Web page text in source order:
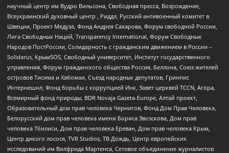
научный центр им Вудро Вильсона, Свободная пресса, Возрождение,
Всеукраинский духовный центр , Риддл, Русский антивоенный комитет в
Швеции, Проект Медуза, Фонд Андрея Сахарова, Форум свободной России,
Лига Свободных Наций, Transparеncy International, Форум Свободных
Народов ПостРоссии, Солидарность с гражданским движением в России –
Solidarus, КрымSOS, Свободный университет, Институт государственного
управления, Форум гражданского общества Россия, Беллона, Союз жителей
островов Тисима и Хабомаи, Съезд народных депутатов, Гринпис
Интернешнл, Фонд борьбы с коррупцией Инк, Завет церквей TCCN, Агора,
Всемирный фонд природы, BDR Novaja Gazeta-Europe, Алтай проект,
Образовательный дом прав человека Чернигов, Фонд Дом Прав Человека,
Белорусский дом прав человека имени Бориса Звозскова, Дом прав
человека Тбилиси, Дом прав человека Ереван, Дом прав человека Крым,
Центр дикого лосося, TVR Studios, ТВ Дождь, Центр европейских
исследований им Вилфрида Мартенса, Сетевое объединение журналистов